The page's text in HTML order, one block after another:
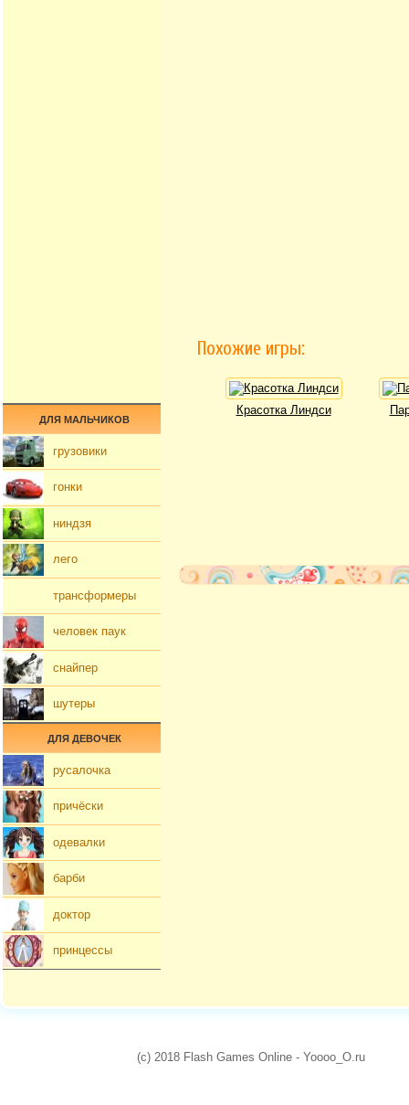
Похожие игры:
Красотка Линдси
ДЛЯ МАЛЬЧИКОВ
грузовики
гонки
ниндзя
лего
трансформеры
человек паук
снайпер
шутеры
ДЛЯ ДЕВОЧЕК
русалочка
причёски
одевалки
барби
доктор
принцессы
(c) 2018 Flash Games Online - Yoooo_O.ru